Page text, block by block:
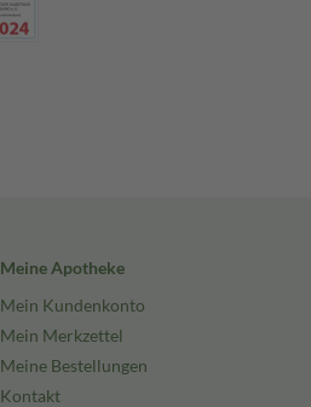
Meine Apotheke
Mein Kundenkonto
Mein Merkzettel
Meine Bestellungen
Kontakt